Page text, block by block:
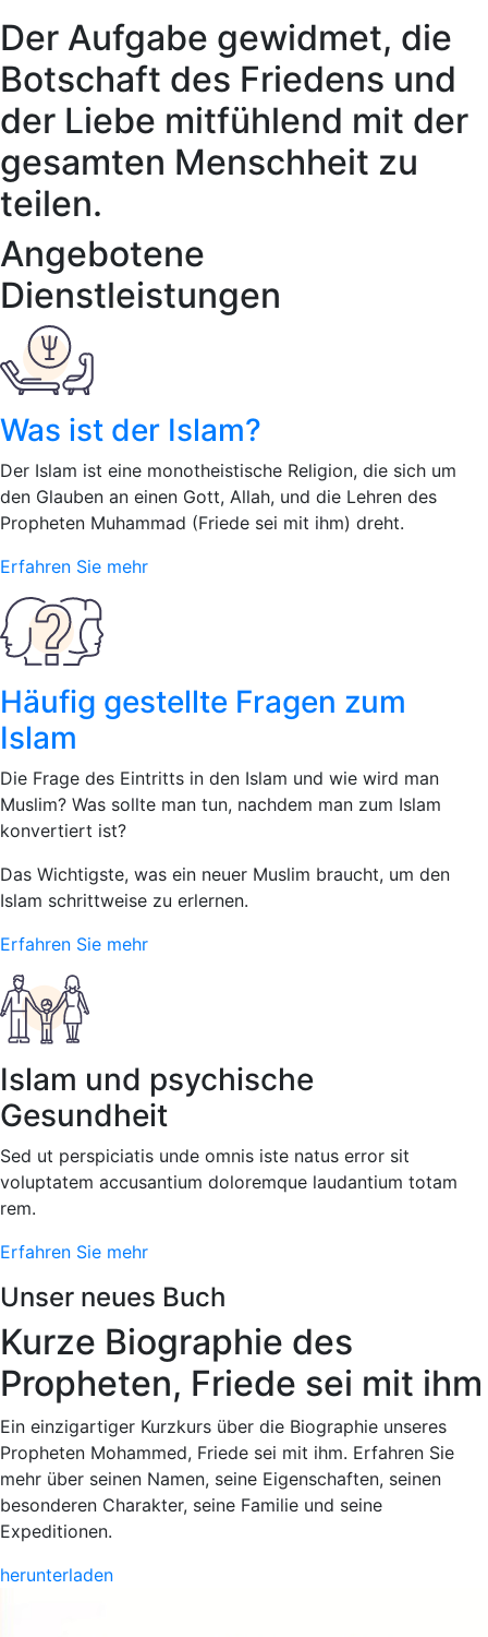
Der Aufgabe gewidmet, die
Botschaft des Friedens und
der Liebe mitfühlend mit der
gesamten Menschheit zu
teilen.
Angebotene
Dienstleistungen
Was ist der Islam?
Der Islam ist eine monotheistische Religion, die sich um
den Glauben an einen Gott, Allah, und die Lehren des
Propheten Muhammad (Friede sei mit ihm) dreht.
Erfahren Sie mehr
Häufig gestellte Fragen zum
Islam
Die Frage des Eintritts in den Islam und wie wird man
Muslim? Was sollte man tun, nachdem man zum Islam
konvertiert ist?
Das Wichtigste, was ein neuer Muslim braucht, um den
Islam schrittweise zu erlernen.
Erfahren Sie mehr
Islam und psychische
Gesundheit
Sed ut perspiciatis unde omnis iste natus error sit
voluptatem accusantium doloremque laudantium totam
rem.
Erfahren Sie mehr
Unser neues Buch
Kurze Biographie des
Propheten, Friede sei mit ihm
Ein einzigartiger Kurzkurs über die Biographie unseres
Propheten Mohammed, Friede sei mit ihm. Erfahren Sie
mehr über seinen Namen, seine Eigenschaften, seinen
besonderen Charakter, seine Familie und seine
Expeditionen.
herunterladen